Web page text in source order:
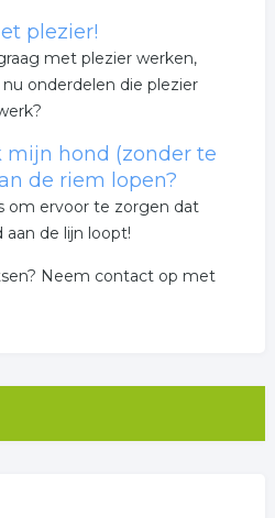
plezier!
met plezier werken,
onderdelen die plezier
mijn hond (zonder te
de riem lopen?
om ervoor te zorgen dat
aan de lijn loopt!
Neem contact op met